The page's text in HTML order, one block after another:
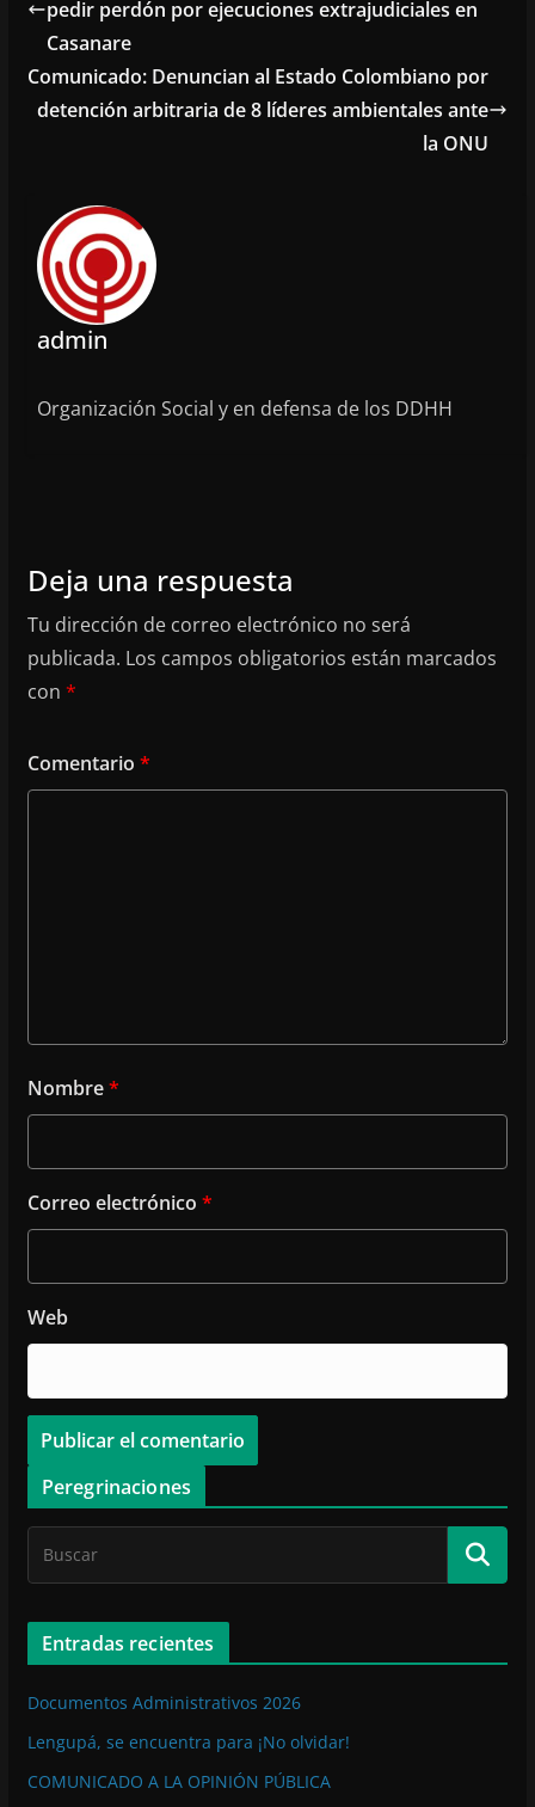
pedir perdón por ejecuciones extrajudiciales en
Casanare
Comunicado: Denuncian al Estado Colombiano por
detención arbitraria de 8 líderes ambientales ante
la ONU
admin
Organización Social y en defensa de los DDHH
Deja una respuesta
Tu dirección de correo electrónico no será
publicada. Los campos obligatorios están marcados
con *
Comentario *
Nombre*
Correo electrónico *
Web
Peregrinaciones
Entradas recientes
Documentos Administrativos 2026
Lengupá, se encuentra para ¡No olvidar!
COMUNICADO A LA OPINIÓN PÚBLICA